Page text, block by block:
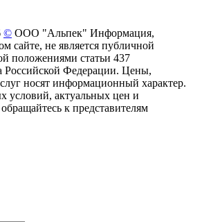
© ООО "Альпек" Информация,
сайте, не является публичной
положениями статьи 437
Российской Федерации. Цены,
носят информационный характер.
условий, актуальных цен и
к представителям